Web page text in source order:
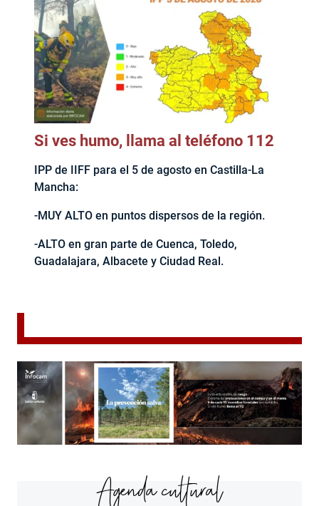
Si ves humo, llama al teléfono 112
IPP de IIFF para el 5 de agosto en Castilla-La
Mancha:
-MUY ALTO en puntos dispersos de la región.
-ALTO en gran parte de Cuenca, Toledo,
Guadalajara, Albacete y Ciudad Real.